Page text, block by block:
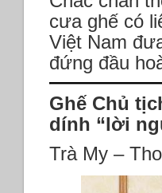
cưa ghế có
Việt Nam
đứng đầu
Ghế Chủ
dính “lời
Trà My –